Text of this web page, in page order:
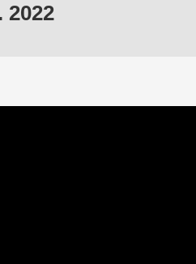
2022